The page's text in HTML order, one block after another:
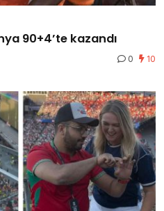
90+4’te kazandı
0 10